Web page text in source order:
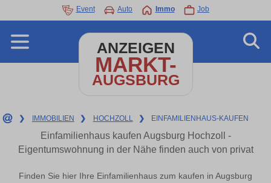
Event Auto Immo Job
ANZEIGEN
MARKT-
AUGSBURG
❯ IMMOBILIEN ❯ HOCHZOLL ❯ EINFAMILIENHAUS-KAUFEN
Einfamilienhaus kaufen Augsburg Hochzoll -
Eigentumswohnung in der Nähe finden auch von privat
Finden Sie hier Ihre Einfamilienhaus zum kaufen in Augsburg